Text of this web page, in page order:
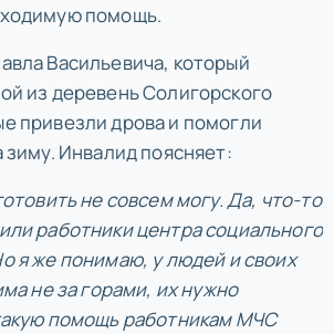
помощь.
Васильевича, который
из деревень Солигорского
привезли дрова и помогли
зиму. Инвалид поясняет:
не совсем могу. Да, что-то
работники центра социального
я же понимаю, у людей и своих
не за горами, их нужно
помощь работникам МЧС